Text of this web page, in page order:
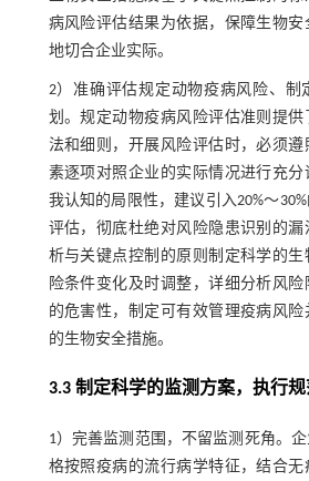
病风险评估结果为依据，保障生物
地切合企业实际。
2）准确评估规定动物疫病风险、制
划。规定动物疫病风险评估准则提供
法和细则，开展风险评估时，必须遵
素逐项对照企业的实际情况进行充分
我认知的局限性，建议引入20%～
评估，彻底杜绝对风险隐患识别的
析与关键点控制的原则制定科学的
险条件变化及时调整，详细分析风
的危害性，制定可有效管理疫病风
的生物安全措施。
3.3 制定科学的监测方案，执行
1）完善监测范围，不留监测死角。
格按照疫病的流行病学特征，结合